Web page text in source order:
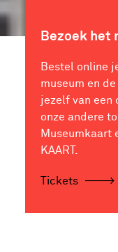
Bezoek het
Bestel online
museum en
jezelf van een
onze andere
Museumkaart
KAART.
Tickets